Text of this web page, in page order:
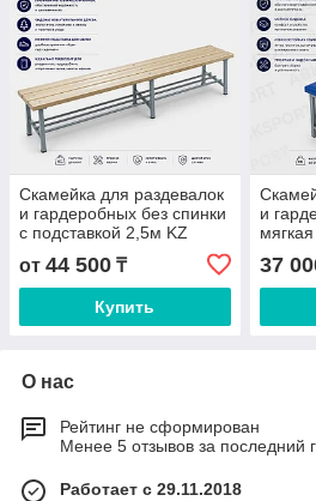
Скамейка для раздевалок
и гардеробных без спинки
с подставкой 2,5м KZ
от 44 500 ₸
Купить
и
37
О нас
Рейтинг не сформирован
Менее 5 отзывов за последний
Работает с 29.11.2018